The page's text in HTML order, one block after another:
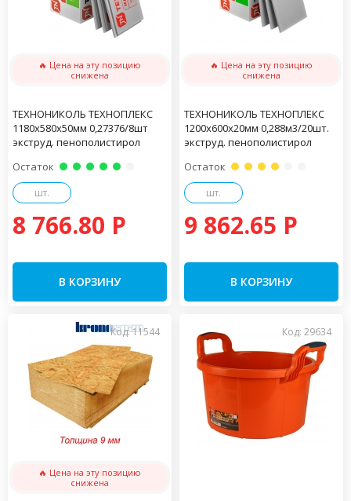
🔥 Цена на эту позицию
снижена
ТЕХНОНИКОЛЬ ТЕХНОПЛЕКС
1180х580х50мм 0,27376/8шт
экструд. пенополистирол
Остаток
шт.
8 766.80 P
В КОРЗИНУ
🔥 Цена на эту позицию
снижена
ТЕХНОНИКОЛЬ ТЕХНОПЛЕКС
1200х600х20мм 0,288м3/20шт.
экструд. пенополистирол
Остаток
шт.
9 862.65 P
В КОРЗИНУ
Код: 11544
🔥 Цена на эту позицию
снижена
Код: 29634